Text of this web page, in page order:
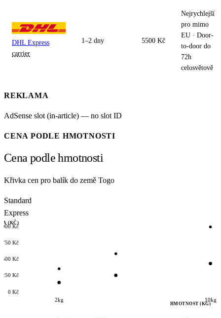
DHL Express
carrier
1–2 dny 5500 Kč
Nejrychlejší
pro mimo
EU · Door-
to-door do
72h
celosvětově
REKLAMA
AdSense slot (in-article) — no slot ID
CENA PODLE HMOTNOSTI
Cena podle hmotnosti
Křivka cen pro balík do země Togo
Standard
Express
0 Kč
Kč
Kč
Kč
Kč
2kg 10kg
(KČ)
HMOTNOST (KG)